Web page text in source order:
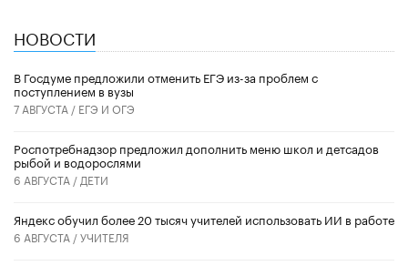
НОВОСТИ
В Госдуме предложили отменить ЕГЭ из-за проблем с
поступлением в вузы
7 АВГУСТА / ЕГЭ И ОГЭ
Роспотребнадзор предложил дополнить меню школ и детсадов
рыбой и водорослями
6 АВГУСТА / ДЕТИ
​Яндекс обучил более 20 тысяч учителей использовать ИИ в работе
6 АВГУСТА /УЧИТЕЛЯ